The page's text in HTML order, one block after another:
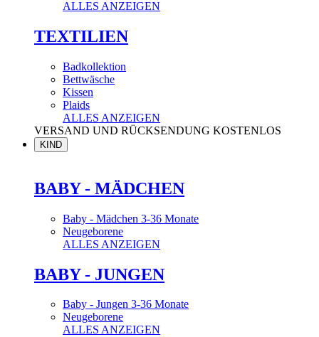
ALLES ANZEIGEN
TEXTILIEN
Badkollektion
Bettwäsche
Kissen
Plaids
ALLES ANZEIGEN
VERSAND UND RÜCKSENDUNG KOSTENLOS
KIND
BABY - MÄDCHEN
Baby - Mädchen 3-36 Monate
Neugeborene
ALLES ANZEIGEN
BABY - JUNGEN
Baby - Jungen 3-36 Monate
Neugeborene
ALLES ANZEIGEN